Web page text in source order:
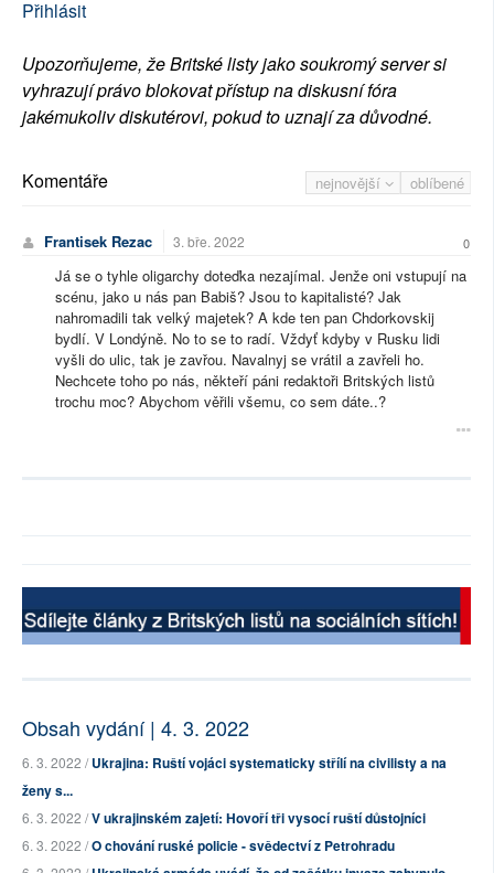
Přihlásit
Upozorňujeme, že Britské listy jako soukromý server si
vyhrazují právo blokovat přístup na diskusní fóra
jakémukoliv diskutérovi, pokud to uznají za důvodné.
nejnovější oblíbené
Komentáře
Frantisek Rezac 3. bře. 2022 0
Já se o tyhle oligarchy doteďka nezajímal. Jenže oni vstupují na
scénu, jako u nás pan Babiš? Jsou to kapitalisté? Jak
nahromadili tak velký majetek? A kde ten pan Chdorkovskij
bydlí. V Londýně. No to se to radí. Vždyť kdyby v Rusku lidi
vyšli do ulic, tak je zavřou. Navalnyj se vrátil a zavřeli ho.
Nechcete toho po nás, někteří páni redaktoři Britských listů
trochu moc? Abychom věřili všemu, co sem dáte..?
Obsah vydání | 4. 3. 2022
6. 3. 2022 /Ukrajina: Ruští vojáci systematicky střílí na civilisty a na
ženy s...
6. 3. 2022 /V ukrajinském zajetí: Hovoří tři vysocí ruští důstojníci
6. 3. 2022 /O chování ruské policie - svědectví z Petrohradu